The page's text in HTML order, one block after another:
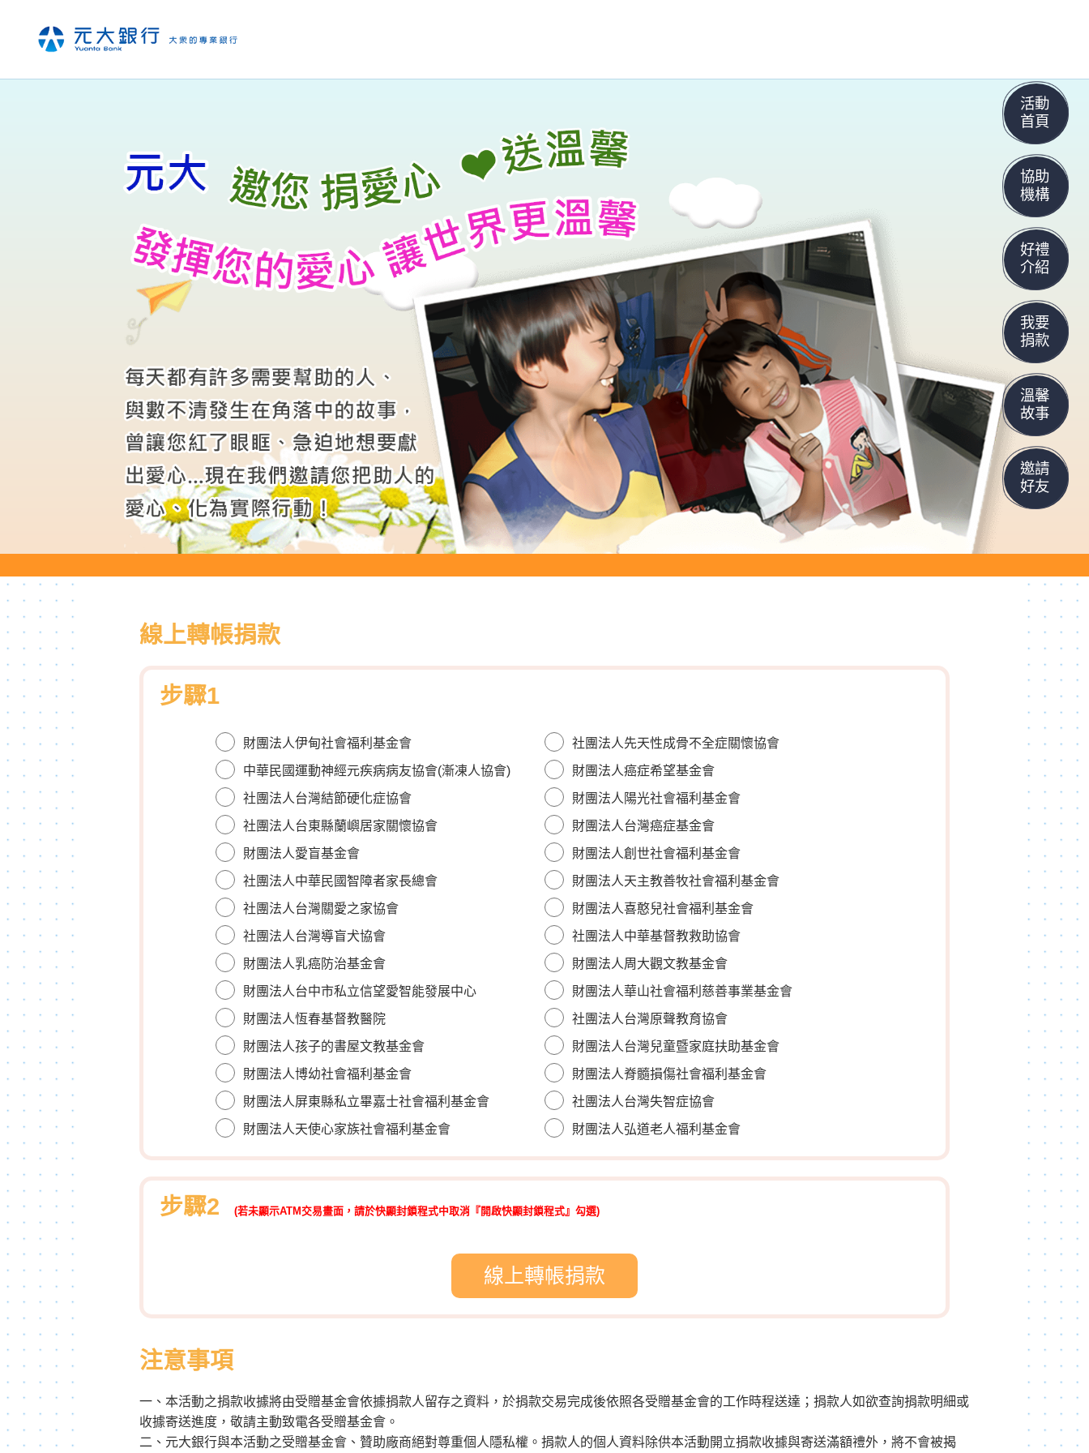
活動
首頁
協助
機構
好禮
介紹
我要
捐款
溫馨
故事
邀請
好友
線上轉帳捐款
步驟1
財團法人伊甸社會福利基金會
社團法人先天性成骨不全症關懷協會
中華民國運動神經元疾病病友協會(漸凍人協會)
財團法人癌症希望基金會
社團法人台灣結節硬化症協會
財團法人陽光社會福利基金會
社團法人台東縣蘭嶼居家關懷協會
財團法人台灣癌症基金會
財團法人愛盲基金會
財團法人創世社會福利基金會
社團法人中華民國智障者家長總會
財團法人天主教善牧社會福利基金會
社團法人台灣關愛之家協會
財團法人喜憨兒社會福利基金會
社團法人台灣導盲犬協會
社團法人中華基督教救助協會
財團法人乳癌防治基金會
財團法人周大觀文教基金會
財團法人台中市私立信望愛智能發展中心
財團法人華山社會福利慈善事業基金會
財團法人恆春基督教醫院
社團法人台灣原聲教育協會
財團法人孩子的書屋文教基金會
財團法人台灣兒童暨家庭扶助基金會
財團法人博幼社會福利基金會
財團法人脊髓損傷社會福利基金會
財團法人屏東縣私立畢嘉士社會福利基金會
社團法人台灣失智症協會
財團法人天使心家族社會福利基金會
財團法人弘道老人福利基金會
步驟2 (若未顯示ATM交易畫面，請於快顯封鎖程式中取消『開啟快顯封鎖程式』勾選)
線上轉帳捐款
注意事項
一、本活動之捐款收據將由受贈基金會依據捐款人留存之資料，於捐款交易完成後依照各受贈基金會的工作時程送達；捐款人如欲查詢捐款明細或
收據寄送進度，敬請主動致電各受贈基金會。
二、元大銀行與本活動之受贈基金會、贊助廠商絕對尊重個人隱私權。捐款人的個人資料除供本活動開立捐款收據與寄送滿額禮外，將不會被揭